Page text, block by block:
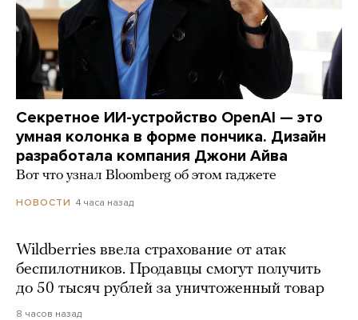
Секретное ИИ-устройство OpenAI — это
умная колонка в форме пончика. Дизайн
разработала компания Джони Айва
Вот что узнал Bloomberg об этом гаджете
НОВОСТИ 4 часа назад
Wildberries ввела страхование от атак
беспилотников. Продавцы смогут получить
до 50 тысяч рублей за уничтоженный товар
8 часов назад